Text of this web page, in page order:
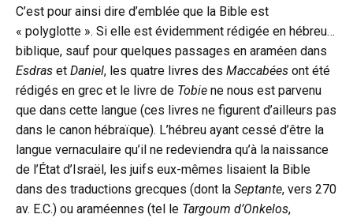
C’est pour ainsi dire d’emblée que la Bible est
« polyglotte ». Si elle est évidemment rédigée en hébreu…
biblique, sauf pour quelques passages en araméen dans
Esdras et Daniel, les quatre livres des Maccabées ont été
rédigés en grec et le livre de Tobie ne nous est parvenu
que dans cette langue (ces livres ne figurent d’ailleurs pas
dans le canon hébraïque). L’hébreu ayant cessé d’être la
langue vernaculaire qu’il ne redeviendra qu’à la naissance
de l’État d’Israël, les juifs eux-mêmes lisaient la Bible
dans des traductions grecques (dont la Septante, vers 270
av. E.C.) ou araméennes (tel le Targoum d’Onkelos,